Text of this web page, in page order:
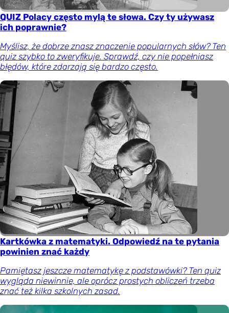
QUIZ Polacy często mylą te słowa. Czy ty używasz
ich poprawnie?
Myślisz, że dobrze znasz znaczenie popularnych słów? Ten
quiz szybko to zweryfikuje. Sprawdź, czy nie popełniasz
błędów, które zdarzają się bardzo często.
Kartkówka z matematyki. Odpowiedź na te pytania
powinien znać każdy
Pamiętasz jeszcze matematykę z podstawówki? Ten quiz
wygląda niewinnie, ale oprócz prostych obliczeń trzeba
znać też kilka szkolnych zasad.